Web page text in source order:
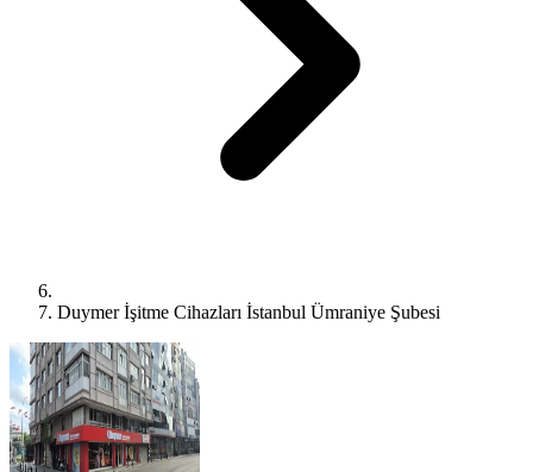
Duymer İşitme Cihazları İstanbul Ümraniye Şubesi